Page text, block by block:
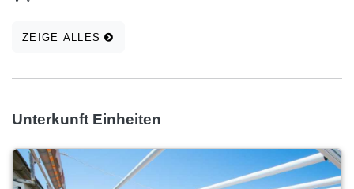
ZEIGE ALLES
Unterkunft Einheiten